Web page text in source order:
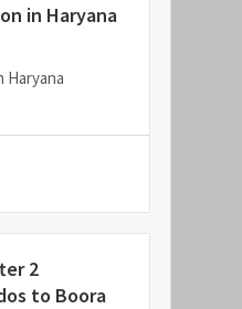
in Haryana
Haryana
2
to Boora